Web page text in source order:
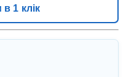
в 1 клік